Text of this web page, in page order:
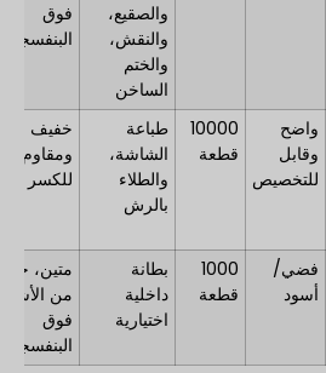
والصقيع،
والنقش،
والختم
الساخن
فوق
البنفسجية
واضح
وقابل
للتخصيص
10000
قطعة
طباعة
الشاشة،
والطلاء
بالرش
خفيف
ومقاوم
للكسر
فضي/
أسود
1000
قطعة
بطانة
داخلية
اختيارية
متين،
من
فوق
البنفسجية